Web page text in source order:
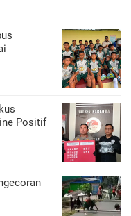
Positif